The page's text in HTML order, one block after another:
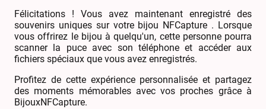
Félicitations ! Vous avez maintenant enregistré des
souvenirs uniques sur votre bijou NFCapture . Lorsque
vous offrirez le bijou à quelqu'un, cette personne pourra
scanner la puce avec son téléphone et accéder aux
fichiers spéciaux que vous avez enregistrés.
Profitez de cette expérience personnalisée et partagez
des moments mémorables avec vos proches grâce à
BijouxNFCapture.